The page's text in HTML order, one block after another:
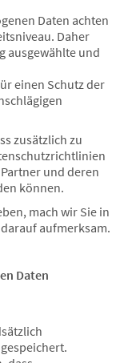
Daten achten
Daher
ausgewählte und
einen Schutz der
zusätzlich zu
und deren
können.
mach wir Sie in
aufmerksam.
Daten